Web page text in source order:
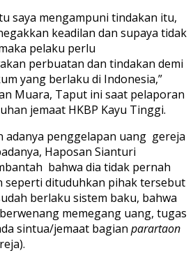
saya mengampuni tindakan itu,
keadilan dan supaya tidak
pelaku perlu
perbuatan dan tindakan demi
yang berlaku di Indonesia,”
Muara, Taput ini saat pelaporan
jemaat HKBP Kayu Tinggi.
adanya penggelapan uang gereja
Haposan Sianturi
bahwa dia tidak pernah
seperti dituduhkan pihak tersebut
berlaku sistem baku, bahwa
memegang uang, tugas
sintua/jemaat bagian parartaon